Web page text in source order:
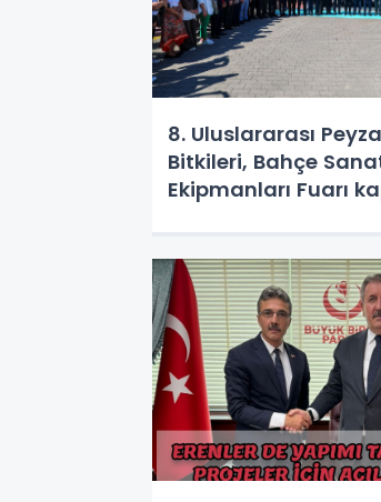
8. Uluslararası
Bitkileri, Bahçe
Ekipmanları Fuarı